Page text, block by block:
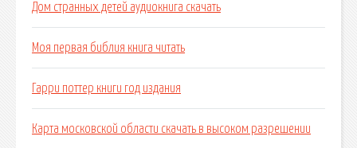
Дом странных детей аудиокнига скачать
Моя первая библия книга читать
Гарри поттер книги год издания
Карта московской области скачать в высоком разрешении